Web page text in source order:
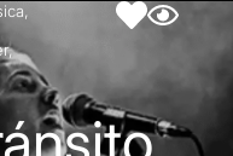
,